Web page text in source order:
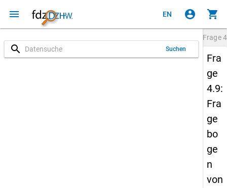
menu EN account_circle shopping_cart
search Suchen
Frage
Fra
ge
4.9:
Fra
ge
bo
ge
n
von